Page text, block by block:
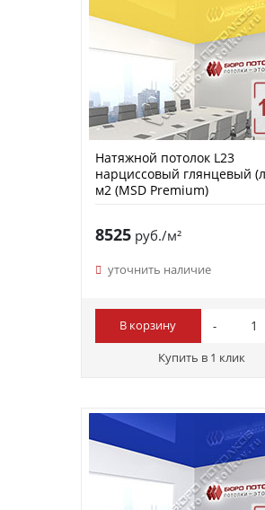
Натяжной потолок L23
нарциссовый глянцевый
м2 (MSD Premium)
8525руб./м²
уточнить наличие
В корзину
Купить в 1 клик